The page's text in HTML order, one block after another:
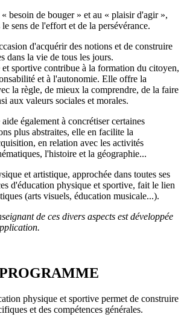
besoin de bouger » et au « plaisir d'agir »,
sens de l'effort et de la persévérance.
d'acquérir des notions et de construire
dans la vie de tous les jours.
sportive contribue à la formation du citoyen,
et à l'autonomie. Elle offre la
la règle, de mieux la comprendre, de la faire
aux valeurs sociales et morales.
également à concrétiser certaines
plus abstraites, elle en facilite la
en relation avec les activités
l'histoire et la géographie...
et artistique, approchée dans toutes ses
d'éducation physique et sportive, fait le lien
(arts visuels, éducation musicale...).
de ces divers aspects est développée
physique et sportive permet de construire
et des compétences générales.